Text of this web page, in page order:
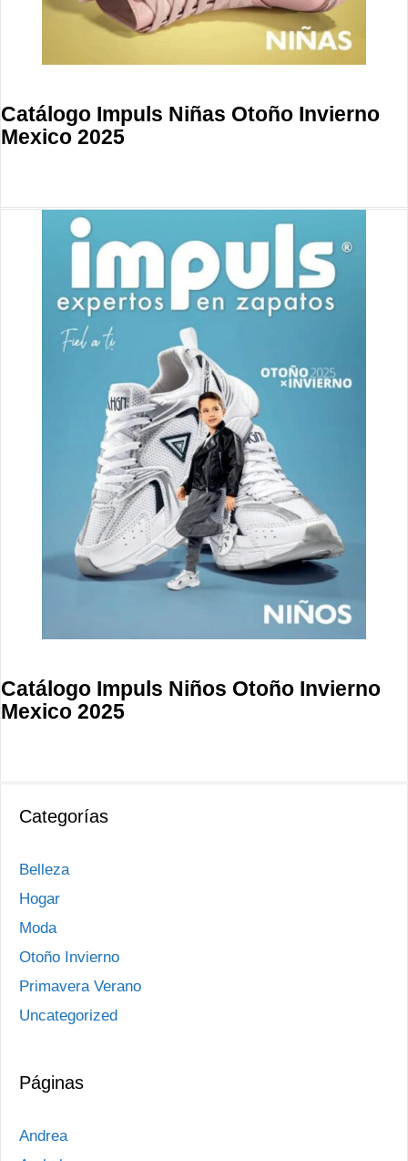
Catálogo Impuls Niñas Otoño Invierno
Mexico 2025
Catálogo Impuls Niños Otoño Invierno
Mexico 2025
Categorías
Belleza
Hogar
Moda
Otoño Invierno
Primavera Verano
Uncategorized
Páginas
Andrea